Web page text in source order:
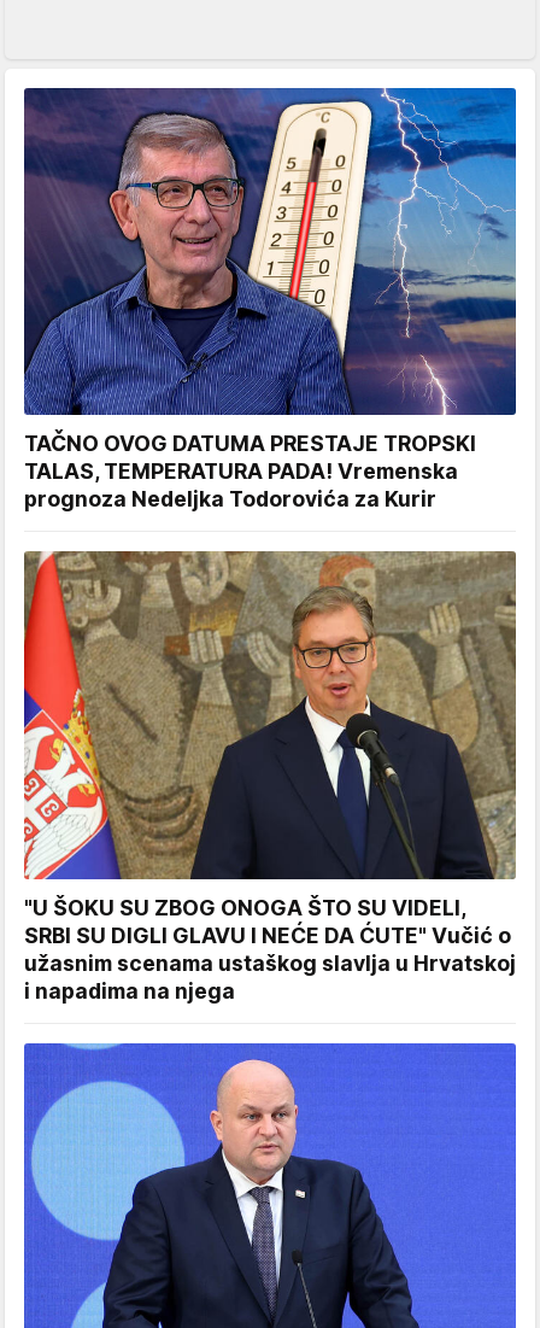
TAČNO OVOG DATUMA PRESTAJE TROPSKI
TALAS, TEMPERATURA PADA! Vremenska
prognoza Nedeljka Todorovića za Kurir
"U ŠOKU SU ZBOG ONOGA ŠTO SU VIDELI,
SRBI SU DIGLI GLAVU I NEĆE DA ĆUTE" Vučić o
užasnim scenama ustaškog slavlja u Hrvatskoj
i napadima na njega